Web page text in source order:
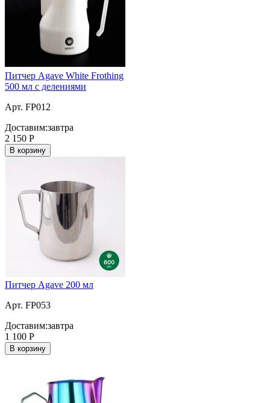
Питчер Agave White Frothing
500 мл с делениями
Арт. FP012
Доставим:завтра
2 150 Р
В корзину
Питчер Agave 200 мл
Арт. FP053
Доставим:завтра
1 100 Р
В корзину